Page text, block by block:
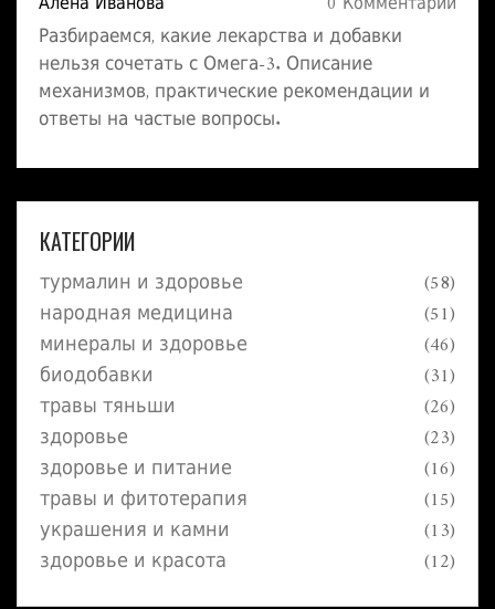
Разбираемся, какие лекарства и добавки
нельзя сочетать с Омега-3. Описание
механизмов, практические рекомендации и
ответы на частые вопросы.
КАТЕГОРИИ
турмалин и здоровье (58)
народная медицина (51)
минералы и здоровье (46)
биодобавки (31)
травы тяньши (26)
здоровье (23)
здоровье и питание (16)
травы и фитотерапия (15)
украшения и камни (13)
здоровье и красота (12)